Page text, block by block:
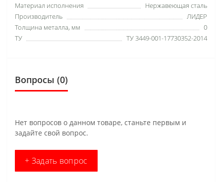
Материал исполнения
Нержавеющая сталь
Производитель
ЛИДЕР
Толщина металла, мм
0
ТУ
ТУ 3449-001-17730352-2014
Вопросы (0)
Нет вопросов о данном товаре, станьте первым и
задайте свой вопрос.
+ Задать вопрос